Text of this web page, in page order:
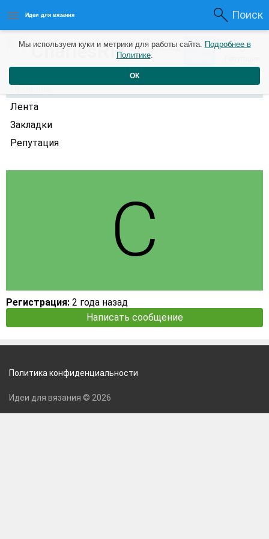
Идеи для вязания Поиск
CharlesRiz2 года назад 0 0
Профиль
Лента
Закладки
Репутация
Регистрация: 2 года назад
Написать сообщение
Мы используем куки и метрики для работы сайта. Подробнее в
Политике.
ОК
Политика конфиденциальности
Идеи для вязания © 2026